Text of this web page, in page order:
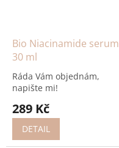
Bio Niacinamide serum
30 ml
Ráda Vám objednám,
napište mi!
289 Kč
DETAIL